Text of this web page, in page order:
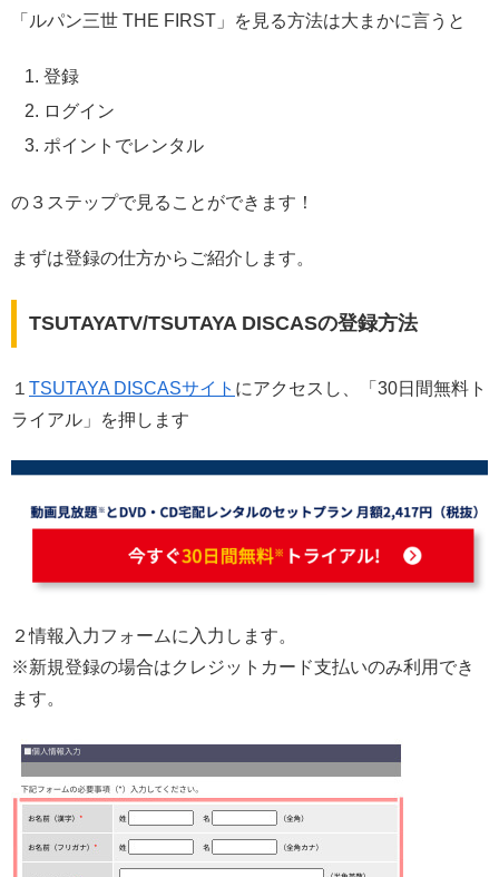
「ルパン三世 THE FIRST」を見る方法は大まかに言うと
登録
ログイン
ポイントでレンタル
の３ステップで見ることができます！
まずは登録の仕方からご紹介します。
TSUTAYATV/TSUTAYA DISCASの登録方法
１ TSUTAYA DISCASサイト にアクセスし、「30日間無料ト
ライアル」を押します
２情報入力フォームに入力します。
※新規登録の場合はクレジットカード支払いのみ利用でき
ます。